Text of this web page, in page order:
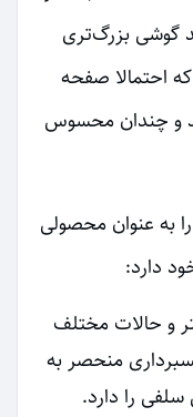
گوشی بزرگ‌تری
تولید کند؛ مگر در گلکسی نوت 20 که احتمالا صفحه
به 6.9 اینچ برسد و چندان محسوس
را به عنوان محصولی
دارد:
فیلتر و حالات مختلف
منحصر به
را دارد.